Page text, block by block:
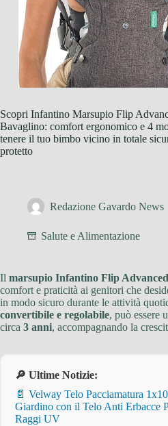
Scopri Infantino Marsupio Flip
Bavaglino: comfort ergonomico e 4
tenere il tuo bimbo vicino in totale
protetto
Redazione Gavardo News
Salute e Alimentazione
Il marsupio Infantino Flip
comfort e praticità ai genitori che
in modo sicuro durante le attività
convertibile e regolabile, può essere
circa 3 anni, accompagnando la
🔎 Ultime Notizie:
📄 Velway Telo Pacciamatura
Giardino con il Telo Anti Erbacce
Raggi UV